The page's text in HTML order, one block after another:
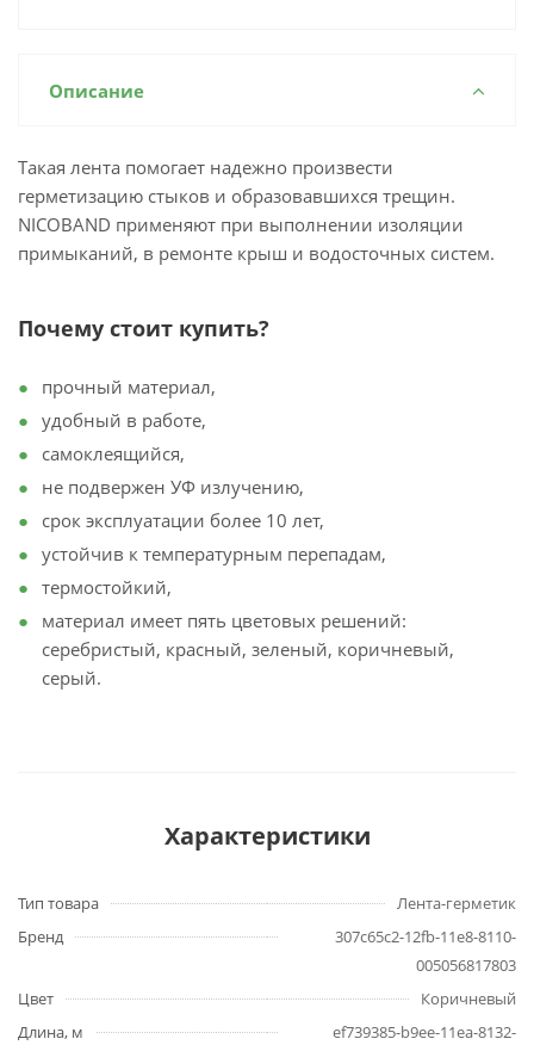
Описание
Такая лента помогает надежно произвести
герметизацию стыков и образовавшихся трещин.
NICOBAND применяют при выполнении изоляции
примыканий, в ремонте крыш и водосточных систем.
Почему стоит купить?
прочный материал,
удобный в работе,
самоклеящийся,
не подвержен УФ излучению,
срок эксплуатации более 10 лет,
устойчив к температурным перепадам,
термостойкий,
материал имеет пять цветовых решений:
серебристый, красный, зеленый, коричневый,
серый.
Характеристики
Тип товара
Лента-герметик
Бренд
307c65c2-12fb-11e8-8110-
005056817803
Цвет
Коричневый
Длина, м
ef739385-b9ee-11ea-8132-